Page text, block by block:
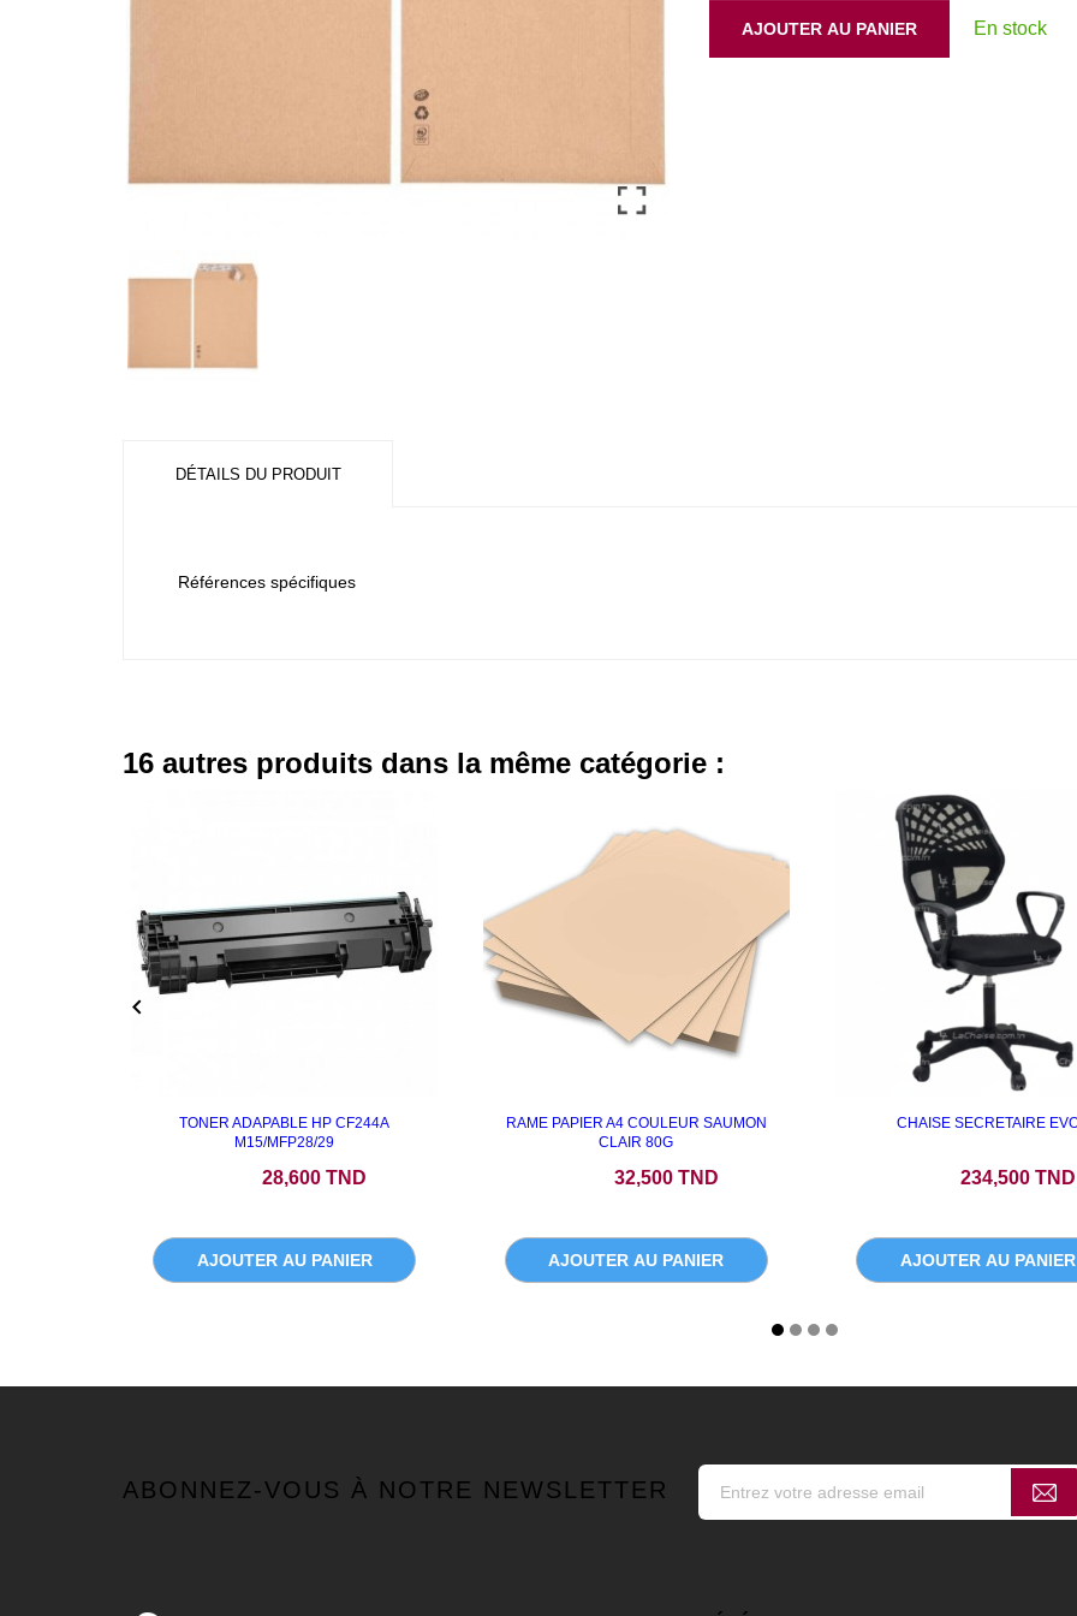
AJOUTER AU PANIER En stock
DÉTAILS DU PRODUIT
Références spécifiques
16 autres produits dans la même catégorie :
TONER ADAPABLE HP CF244A
M15/MFP28/29
28,600 TND
AJOUTER AU PANIER
RAME PAPIER A4 COULEUR SAUMON
CLAIR 80G
32,500 TND
AJOUTER AU PANIER
CHAISE SECRETAIRE
234,500 TND
AJOUTER AU PANIER

ABONNEZ-VOUS À NOTRE NEWSLETTER